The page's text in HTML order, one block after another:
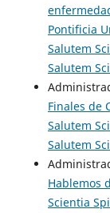
Pontificia
Salutem
Salutem
Finales de
Salutem
Salutem
Hablemos
Scientia